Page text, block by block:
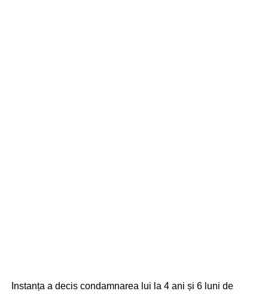
Instanța a decis condamnarea lui la 4 ani și 6 luni de